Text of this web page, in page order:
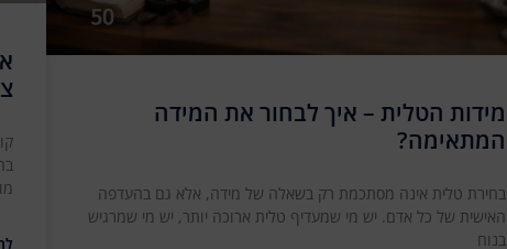
מידות הטלית – איך לבחור את המידה
המתאימה?
בחירת טלית אינה מסתכמת רק בשאלה של מידה, אלא גם בהעדפה
האישית של כל אדם. יש מי שמעדיף טלית ארוכה יותר, יש מי שמרגיש
בנוח